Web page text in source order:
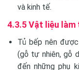
và kinh tế.
4.3.5 Vật liệu
Tủ bếp nên
(gỗ tự nhiên, gỗ
đến những phụ